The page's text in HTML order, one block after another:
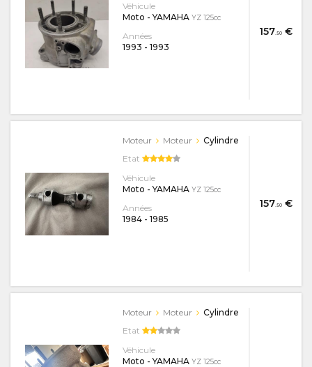
157.50€
Véhicule
Moto - YAMAHA YZ 125cc
Années
1993 - 1993
157.50€
Moteur Moteur
Cylindre
Etat
Véhicule
Moto - YAMAHA YZ 125cc
Années
1984 - 1985
Moteur Moteur
Cylindre
Etat
Véhicule
Moto - YAMAHA YZ 125cc